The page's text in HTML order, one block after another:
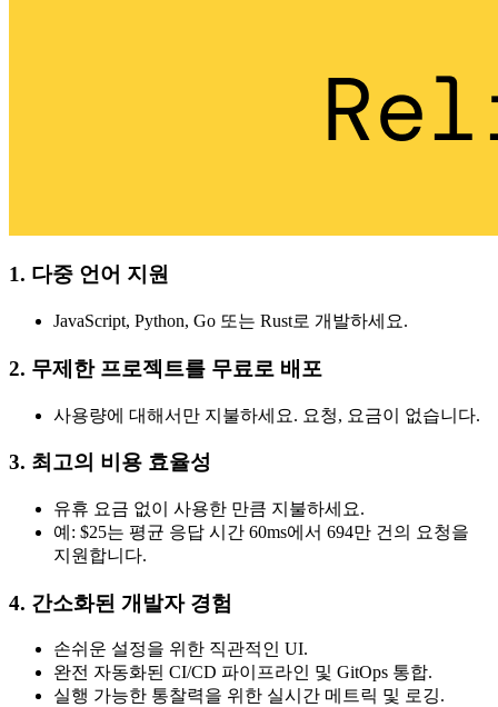
1. 다중 언어 지원
JavaScript, Python, Go 또는 Rust로 개발하세요.
2. 무제한 프로젝트를 무료로 배포
사용량에 대해서만 지불하세요. 요청, 요금이 없습니다.
3. 최고의 비용 효율성
유휴 요금 없이 사용한 만큼 지불하세요.
예: $25는 평균 응답 시간 60ms에서 694만 건의 요청을
지원합니다.
4. 간소화된 개발자 경험
손쉬운 설정을 위한 직관적인 UI.
완전 자동화된 CI/CD 파이프라인 및 GitOps 통합.
실행 가능한 통찰력을 위한 실시간 메트릭 및 로깅.